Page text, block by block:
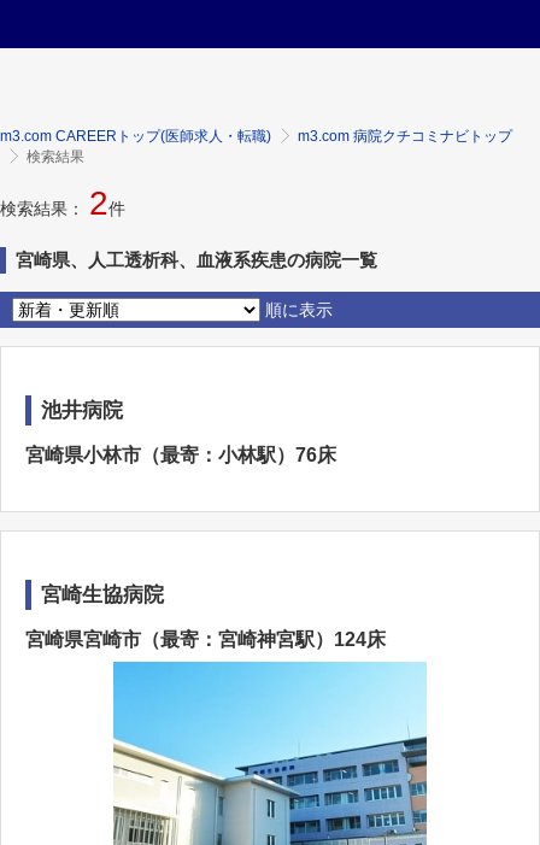
m3.com CAREERトップ(医師求人・転職)
m3.com 病院クチコミナビトップ
検索結果
検索結果： 2件
宮崎県、人工透析科、血液系疾患の病院一覧
順に表示
池井病院
宮崎県小林市（最寄：小林駅）76床
宮崎生協病院
宮崎県宮崎市（最寄：宮崎神宮駅）124床